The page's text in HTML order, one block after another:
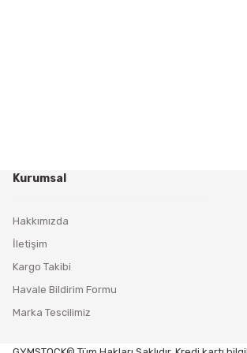
Kurumsal
Hakkımızda
İletişim
Kargo Takibi
Havale Bildirim Formu
Marka Tescilimiz